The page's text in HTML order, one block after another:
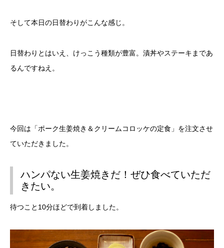
そして本日の日替わりがこんな感じ。
日替わりとはいえ、けっこう種類が豊富。漬丼やステーキまであ
るんですねえ。
今回は「ポーク生姜焼き＆クリームコロッケの定食」を注文させ
ていただきました。
ハンパない生姜焼きだ！ぜひ食べていただ
きたい。
待つこと10分ほどで到着しました。